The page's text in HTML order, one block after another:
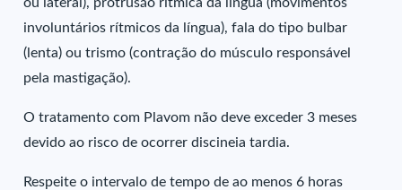
involuntários rítmicos da língua), fala do tipo bulbar
(lenta) ou trismo (contração do músculo responsável
pela mastigação).
O tratamento com Plavom não deve exceder 3 meses
devido ao risco de ocorrer discineia tardia.
Respeite o intervalo de tempo de ao menos 6 horas